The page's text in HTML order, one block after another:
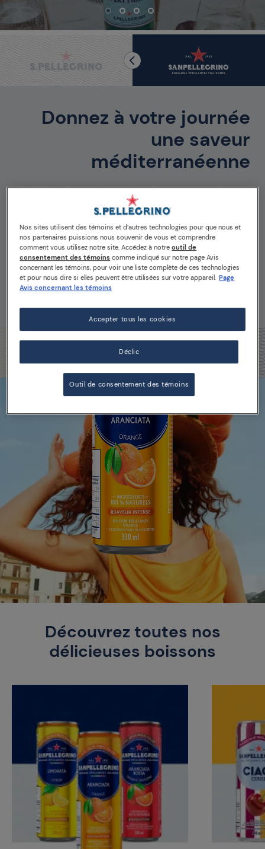
Donnez à votre journée
une saveur
méditerranéenne
La vie méditerranéenne possède une saveur unique et
inimitable, à l’image des fruits soigneusement
sélectionnés pour créer nos Boissons Pétillantes
Italiennes.
Avec Sanpellegrino, croquez la vie à pleines dents et
savourez chaque instant avec encore plus d’intensité.
Découvrez toutes nos
délicieuses boissons
Nos sites utilisent des témoins et d’autres technologies pour que nous et
nos partenaires puissions nous souvenir de vous et comprendre
comment vous utilisez notre site. Accédez à notreoutil de
consentement des témoins comme indiqué sur notre page Avis
concernant les témoins, pour voir une liste complète de ces technologies
et pour nous dire si elles peuvent être utilisées sur votre appareil. Page
Avis concernant les témoins
Déclic
Accepter tous les cookies
Outil de consentement des témoins